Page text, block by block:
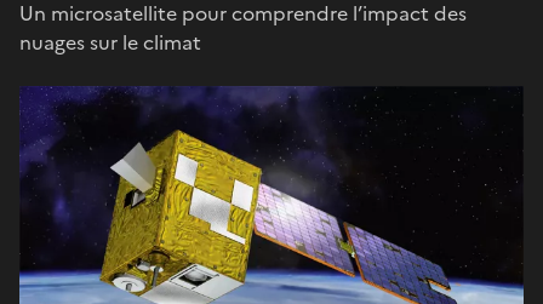
Un microsatellite pour comprendre l’impact des
nuages sur le climat